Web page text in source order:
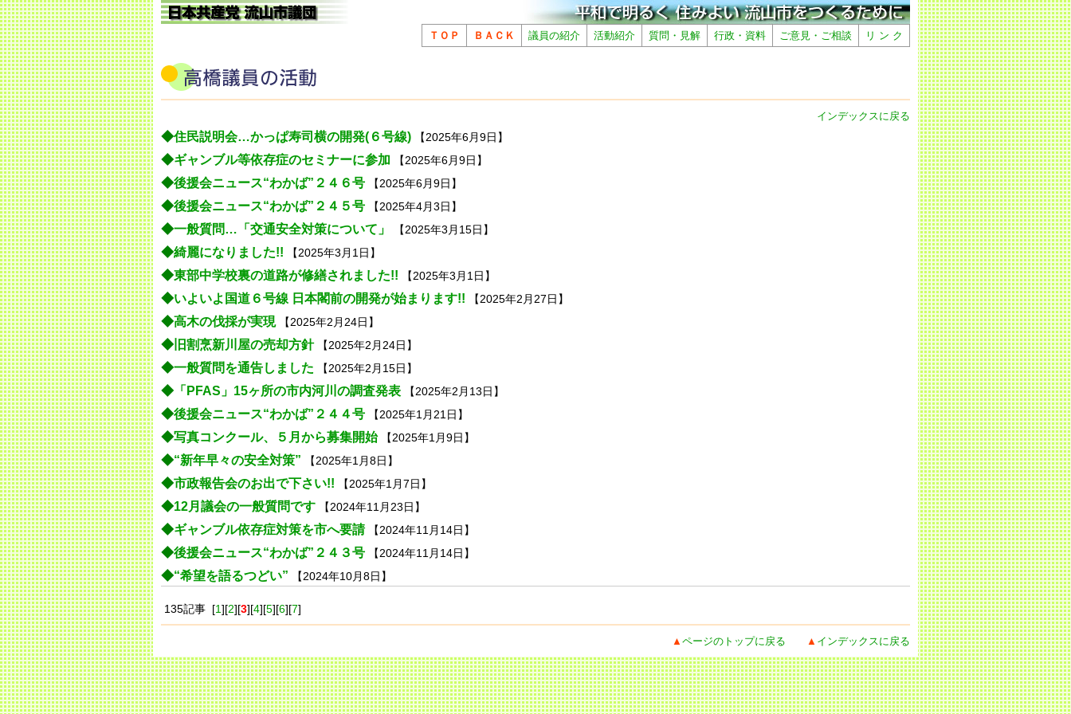
ＴＯＰ ＢＡＣＫ 議員の紹介 活動紹介 質問・見解 行政・資料 ご意見・ご相談 リ ン ク
インデックスに戻る
◆住民説明会…かっぱ寿司横の開発(６号線) 【2025年6月9日】
◆ギャンブル等依存症のセミナーに参加 【2025年6月9日】
◆後援会ニュース“わかば”２４６号 【2025年6月9日】
◆後援会ニュース“わかば”２４５号 【2025年4月3日】
◆一般質問…「交通安全対策について」 【2025年3月15日】
◆綺麗になりました!! 【2025年3月1日】
◆東部中学校裏の道路が修繕されました!! 【2025年3月1日】
◆いよいよ国道６号線 日本閣前の開発が始まります!! 【2025年2月27日】
◆高木の伐採が実現【2025年2月24日】
◆ 旧割烹新川屋の売却方針【2025年2月24日】
◆一般質問を通告しました 【2025年2月15日】
◆ 「PFAS」15ヶ所の市内河川の調査発表 【2025年2月13日】
◆後援会ニュース“わかば”２４４号 【2025年1月21日】
◆写真コンクール、５月から募集開始【2025年1月9日】
◆“新年早々の安全対策” 【2025年1月8日】
◆市政報告会のお出で下さい!! 【2025年1月7日】
◆12月議会の一般質問です 【2024年11月23日】
◆ギャンブル依存症対策を市へ要請【2024年11月14日】
◆後援会ニュース“わかば”２４３号 【2024年11月14日】
◆“希望を語るつどい” 【2024年10月8日】
135記事 [1][2][3][4][5][6][7]
▲ ページのトップに戻る ▲ インデックスに戻る